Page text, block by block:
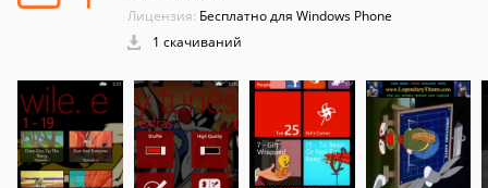
Лицензия: Бесплатно для Windows Phone
1 скачиваний